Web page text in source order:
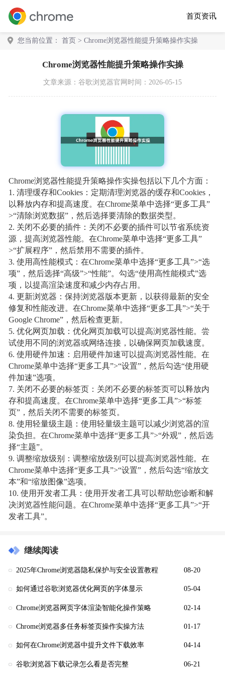
首页资讯
您当前位置： 首页 > Chrome浏览器性能提升策略操作实操
Chrome浏览器性能提升策略操作实操
文章来源： 谷歌浏览器官网 时间：2026-05-15
Chrome浏览器性能提升策略操作实操包括以下几个方面：
1. 清理缓存和Cookies：定期清理浏览器的缓存和Cookies，
以释放内存和提高速度。在Chrome菜单中选择“更多工具”
>“清除浏览数据”，然后选择要清除的数据类型。
2. 关闭不必要的插件：关闭不必要的插件可以节省系统资
源，提高浏览器性能。在Chrome菜单中选择“更多工具”
>“扩展程序”，然后禁用不需要的插件。
3. 使用高性能模式：在Chrome菜单中选择“更多工具”>“选
项”，然后选择“高级”>“性能”。勾选“使用高性能模式”选
项，以提高渲染速度和减少内存占用。
4. 更新浏览器：保持浏览器版本更新，以获得最新的安全
修复和性能改进。在Chrome菜单中选择“更多工具”>“关于
Google Chrome”，然后检查更新。
5. 优化网页加载：优化网页加载可以提高浏览器性能。尝
试使用不同的浏览器或网络连接，以确保网页加载速度。
6. 使用硬件加速：启用硬件加速可以提高浏览器性能。在
Chrome菜单中选择“更多工具”>“设置”，然后勾选“使用硬
件加速”选项。
7. 关闭不必要的标签页：关闭不必要的标签页可以释放内
存和提高速度。在Chrome菜单中选择“更多工具”>“标签
页”，然后关闭不需要的标签页。
8. 使用轻量级主题：使用轻量级主题可以减少浏览器的渲
染负担。在Chrome菜单中选择“更多工具”>“外观”，然后选
择“主题”。
9. 调整缩放级别：调整缩放级别可以提高浏览器性能。在
Chrome菜单中选择“更多工具”>“设置”，然后勾选“缩放文
本”和“缩放图像”选项。
10. 使用开发者工具：使用开发者工具可以帮助您诊断和解
决浏览器性能问题。在Chrome菜单中选择“更多工具”>“开
发者工具”。
继续阅读
2025年Chrome浏览器隐私保护与安全设置教程 08-20
如何通过谷歌浏览器优化网页的字体显示 05-04
Chrome浏览器网页字体渲染智能化操作策略 02-14
Chrome浏览器多任务标签页操作实操方法 01-17
如何在Chrome浏览器中提升文件下载效率 04-14
谷歌浏览器下载记录怎么看是否完整 06-21